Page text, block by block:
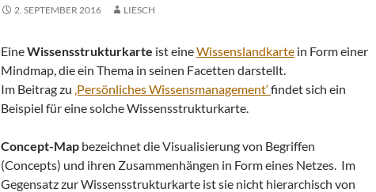
2. SEPTEMBER 2016 LIESCH
EineWissensstrukturkarte ist eineWissenslandkarte in Form einer
Mindmap, die ein Thema in seinen Facetten darstellt.
Im Beitrag zu ‚Persönliches Wissensmanagement‘findet sich ein
Beispiel für eine solche Wissensstrukturkarte.
Concept-Map bezeichnet die Visualisierung von Begriffen
(Concepts) und ihren Zusammenhängen in Form eines Netzes. Im
Gegensatz zur Wissensstrukturkarte ist sie nicht hierarchisch von